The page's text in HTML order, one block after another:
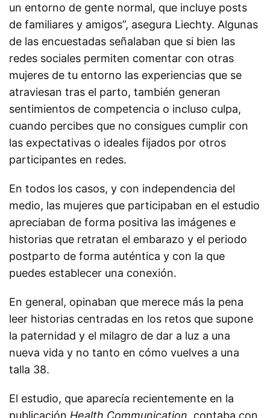
un entorno de gente normal, que incluye posts
de familiares y amigos”, asegura Liechty. Algunas
de las encuestadas señalaban que si bien las
redes sociales permiten comentar con otras
mujeres de tu entorno las experiencias que se
atraviesan tras el parto, también generan
sentimientos de competencia o incluso culpa,
cuando percibes que no consigues cumplir con
las expectativas o ideales fijados por otros
participantes en redes.
En todos los casos, y con independencia del
medio, las mujeres que participaban en el estudio
apreciaban de forma positiva las imágenes e
historias que retratan el embarazo y el periodo
postparto de forma auténtica y con la que
puedes establecer una conexión.
En general, opinaban que merece más la pena
leer historias centradas en los retos que supone
la paternidad y el milagro de dar a luz a una
nueva vida y no tanto en cómo vuelves a una
talla 38.
El estudio, que aparecía recientemente en la
publicación Health Communication , contaba con